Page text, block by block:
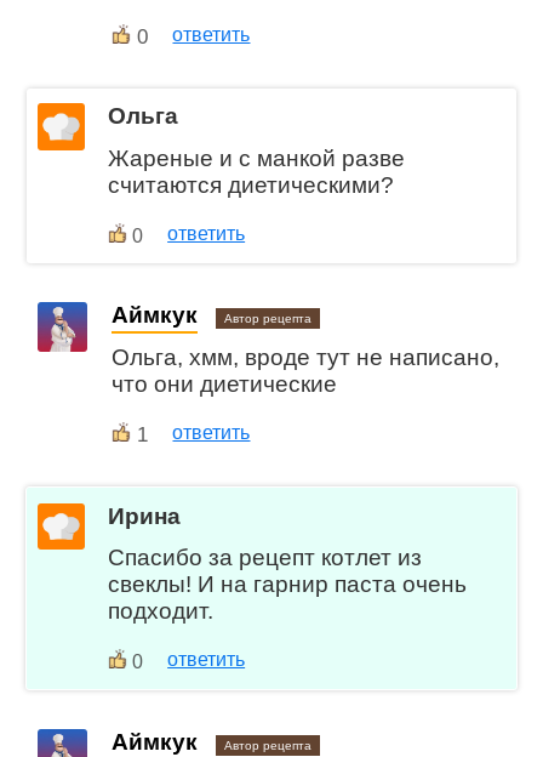
0 ответить
Ольга
Жареные и с манкой разве
считаются диетическими?
0 ответить
Аймкук Автор рецепта
Ольга, хмм, вроде тут не написано,
что они диетические
1 ответить
Ирина
Спасибо за рецепт котлет из
свеклы! И на гарнир паста очень
подходит.
0 ответить
Аймкук Автор рецепта